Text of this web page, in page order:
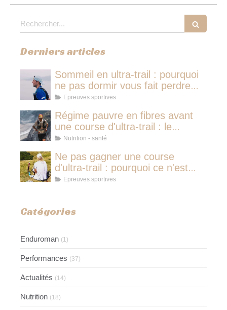
Rechercher
Derniers articles
Sommeil en ultra-trail : pourquoi
ne pas dormir vous fait perdre
plus de temps qu'une micro-
Epreuves sportives
Régime pauvre en fibres avant
une course d'ultra-trail : le
protocole nutritionnel des
Nutrition - santé
Ne pas gagner une course
d'ultra-trail : pourquoi ce n'est
jamais avoir couru pour rien
Epreuves sportives
Catégories
Enduroman (1)
Performances (37)
Actualités (14)
Nutrition (18)